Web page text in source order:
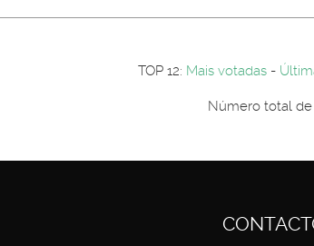
TOP 12: Mais votadas -
Número total de